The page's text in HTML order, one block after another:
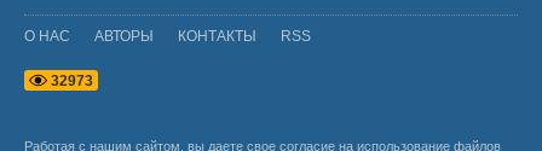
О НАС АВТОРЫ КОНТАКТЫ RSS
32973
Работая с нашим сайтом, вы даете свое согласие на использование файлов